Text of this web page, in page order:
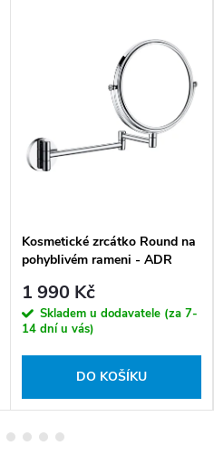
Kosmetické zrcátko Round na
pohyblivém rameni - ADR
1 990 Kč
Skladem u dodavatele (za 7-
14 dní u vás)
DO KOŠÍKU